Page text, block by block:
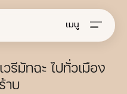
เมนู
รีมัทฉะ ไปทั่วเมือง
าบ